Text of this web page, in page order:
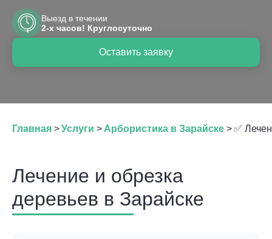
Оставить заявку
Выезд в течении
2-х часов! Круглосуточно
Главная >Услуги > Арбористика в Зарайске >✅
Лечение и обрезка
деревьев в Зарайске